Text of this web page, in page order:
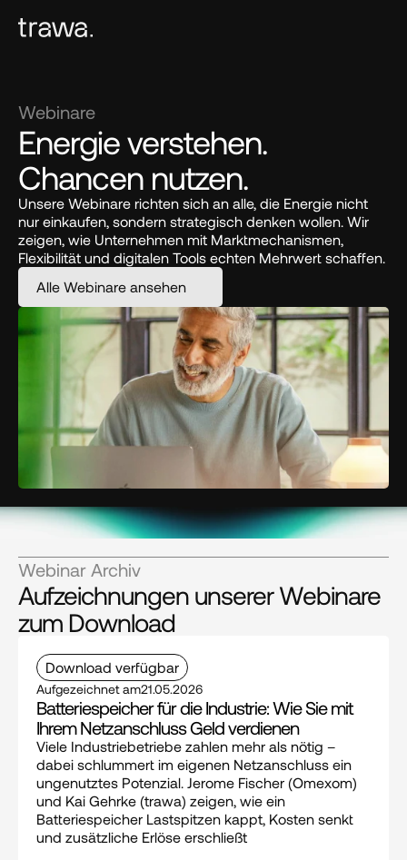
Webinare
Energie verstehen.
Chancen nutzen.
Unsere Webinare richten sich an alle, die Energie nicht
nur einkaufen, sondern strategisch denken wollen. Wir
zeigen, wie Unternehmen mit Marktmechanismen,
Flexibilität und digitalen Tools echten Mehrwert schaffen.
Alle Webinare ansehen
Webinar Archiv
Aufzeichnungen unserer Webinare
zum Download
Download verfügbar
Aufgezeichnet am21.05.2026
Batteriespeicher für die Industrie: Wie Sie mit
Ihrem Netzanschluss Geld verdienen
Viele Industriebetriebe zahlen mehr als nötig –
dabei schlummert im eigenen Netzanschluss ein
ungenutztes Potenzial. Jerome Fischer (Omexom)
und Kai Gehrke (trawa) zeigen, wie ein
Batteriespeicher Lastspitzen kappt, Kosten senkt
und zusätzliche Erlöse erschließt